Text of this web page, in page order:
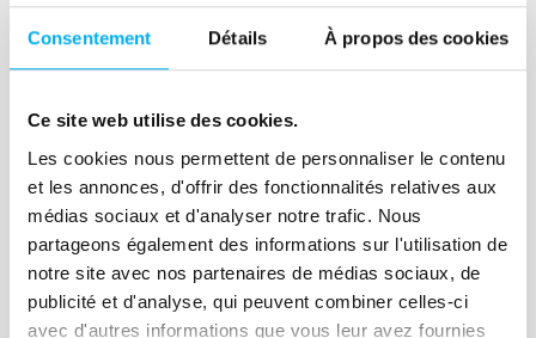
Consentement Détails À propos des cookies
Ce site web utilise des cookies.
Les cookies nous permettent de personnaliser le contenu
et les annonces, d'offrir des fonctionnalités relatives aux
médias sociaux et d'analyser notre trafic. Nous
partageons également des informations sur l'utilisation de
notre site avec nos partenaires de médias sociaux, de
publicité et d'analyse, qui peuvent combiner celles-ci
avec d'autres informations que vous leur avez fournies
Article
Comment fiabiliser un
16 mai 2023 Marketing & Sales
Lire la suite